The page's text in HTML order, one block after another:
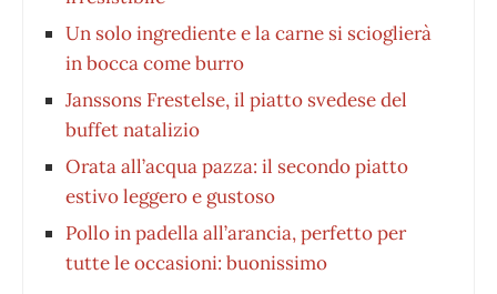
Un solo ingrediente e la carne si scioglierà
in bocca come burro
Janssons Frestelse, il piatto svedese del
buffet natalizio
Orata all’acqua pazza: il secondo piatto
estivo leggero e gustoso
Pollo in padella all’arancia, perfetto per
tutte le occasioni: buonissimo